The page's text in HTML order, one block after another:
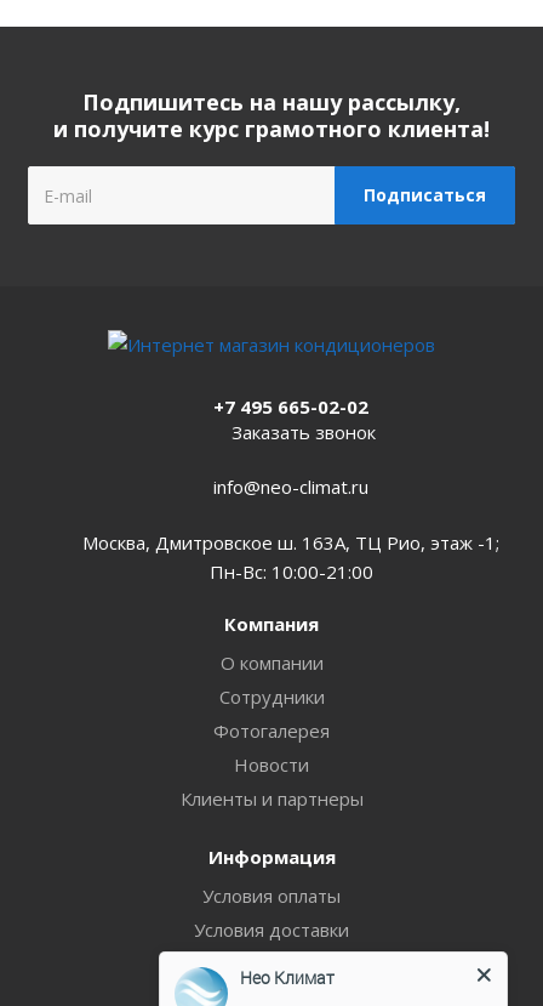
Подпишитесь на нашу рассылку,
и получите курс грамотного клиента!
+7 495 665-02-02
Заказать звонок
info@neo-climat.ru
Москва, Дмитровское ш. 163А, ТЦ Рио, этаж -1;
Пн-Вс: 10:00-21:00
Компания
О компании
Сотрудники
Фотогалерея
Новости
Клиенты и партнеры
Информация
Условия оплаты
Условия доставки
Гарантия на товар
Нео Климат